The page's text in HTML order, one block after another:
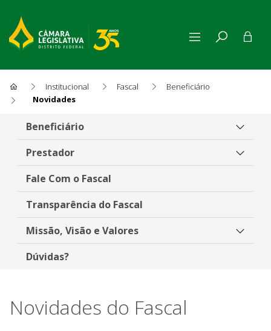
Institucional Fascal
Beneficiário
Novidades
Novidades
Beneficiário
Prestador
Fale Com o Fascal
Transparência do Fascal
Missão, Visão e Valores
Dúvidas?
Novidades do Fascal